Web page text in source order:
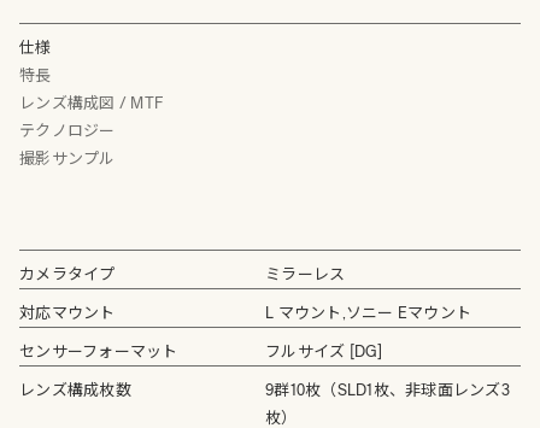
仕様
特長
レンズ構成図 / MTF
テクノロジー
撮影サンプル
カメラタイプ ミラーレス
対応マウント L マウント,ソニー Eマウント
センサーフォーマット フルサイズ [DG]
レンズ構成枚数
9群10枚（SLD1枚、非球面レンズ3
枚）